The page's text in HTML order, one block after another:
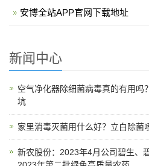
安博全站APP官网下载地址
新闻中心
空气净化器除细菌病毒真的有用吗
坑
家里消毒灭菌用什么好？立白除菌
新农股份：2023年4月公司碧生、